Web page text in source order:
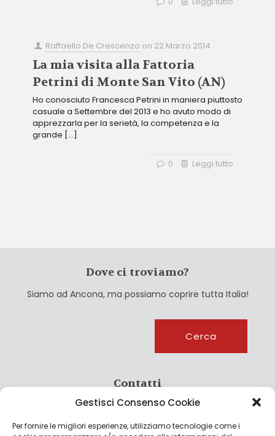
Gestisci Consenso Cookie
Per fornire le migliori esperienze, utilizziamo tecnologie come i
Raffaello De Crescenzo on 22 Marzo 2014
La mia visita alla Fattoria
Petrini di Monte San Vito (AN)
Ho conosciuto Francesca Petrini in maniera piuttosto
casuale a Settembre del 2013 e ho avuto modo di
apprezzarla per la serietà, la competenza e la
grande […]
0 Leggi tutto
Dove ci troviamo?
Siamo ad Ancona, ma possiamo coprire tutta Italia!
Cerca
Contatti
info@culturagroalimentare.com